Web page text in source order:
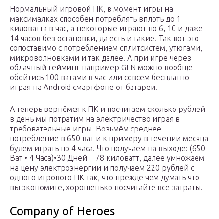
Нормальный игровой ПК, в момент игры на
максималках способен потреблять вплоть до 1
киловатта в час, а некоторые играют по 6, 10 и даже
14 часов без остановки, да есть и такие. Так вот это
сопоставимо с потреблением сплитсистем, утюгами,
микроволновками и так далее. А при игре через
облачный гейминг например GFN можно вообще
обойтись 100 ватами в час или совсем бесплатно
играя на Android смартфоне от батареи.
А теперь вернёмся к ПК и посчитаем сколько рублей
в день мы потратим на электричество играя в
требовательные игры. Возьмём среднее
потребление в 650 ват и к примеру в течении месяца
будем играть по 4 часа. Что получаем на выходе: (650
Ват • 4 Часа)•30 Дней = 78 киловатт, далее умножаем
на цену электроэнергии и получаем 220 рублей с
одного игрового ПК так, что прежде чем думать что
вы экономите, хорошенько посчитайте все затраты.
Company of Heroes